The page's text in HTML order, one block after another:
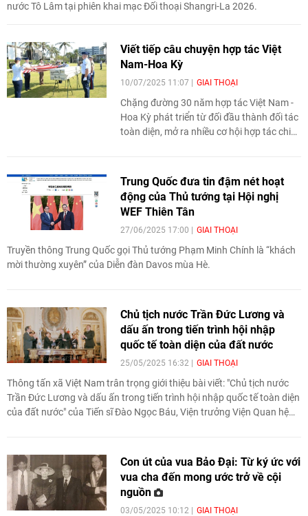
nước Tô Lâm tại phiên khai mạc Đối thoại Shangri-La 2026.
Viết tiếp câu chuyện hợp tác Việt
Nam-Hoa Kỳ
10/07/2025 11:07 GIAI THOẠI
Chặng đường 30 năm hợp tác Việt Nam -
Hoa Kỳ phát triển từ đối đầu thành đối tác
toàn diện, mở ra nhiều cơ hội hợp tác chiến
Trung Quốc đưa tin đậm nét hoạt
động của Thủ tướng tại Hội nghị
WEF Thiên Tân
27/06/2025 17:00 GIAI THOẠI
Truyền thông Trung Quốc gọi Thủ tướng Phạm Minh Chính là “khách
mời thường xuyên” của Diễn đàn Davos mùa Hè.
Chủ tịch nước Trần Đức Lương và
dấu ấn trong tiến trình hội nhập
quốc tế toàn diện của đất nước
25/05/2025 16:32 GIAI THOẠI
Thông tấn xã Việt Nam trân trọng giới thiệu bài viết: "Chủ tịch nước
Trần Đức Lương và dấu ấn trong tiến trình hội nhập quốc tế toàn diện
của đất nước" của Tiến sĩ Đào Ngọc Báu, Viện trưởng Viện Quan hệ
Con út của vua Bảo Đại: Từ ký ức với
vua cha đến mong ước trở về cội
nguồn
03/05/2025 10:12 GIAI THOẠI